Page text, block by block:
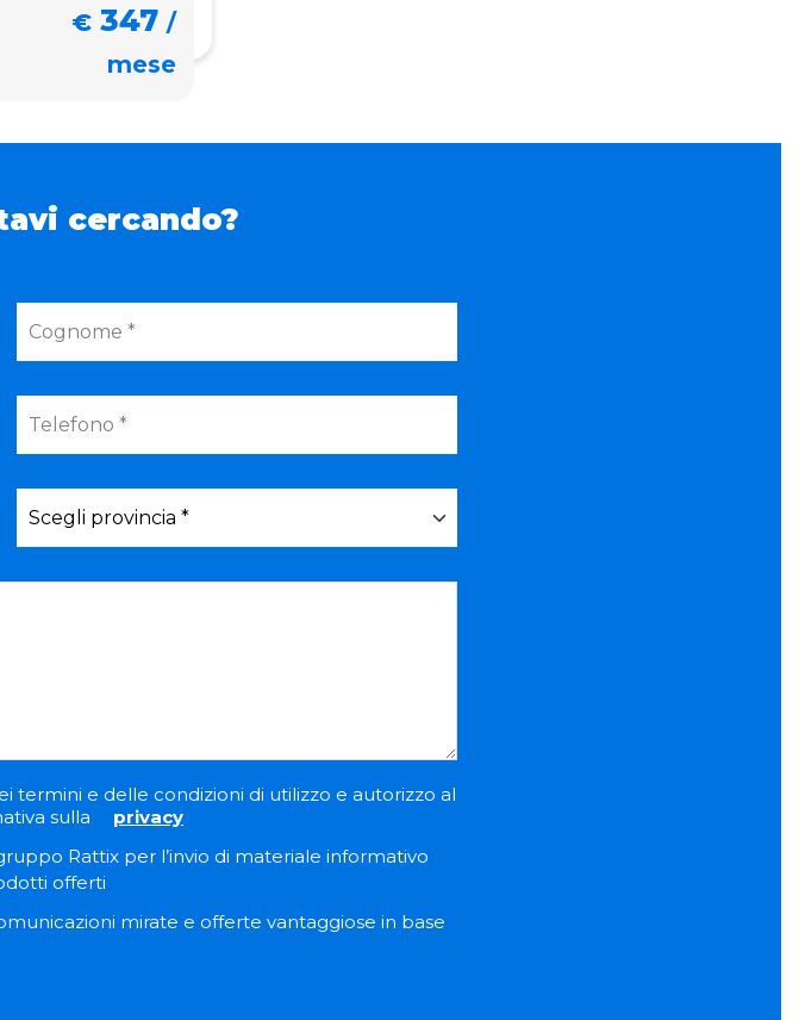
€ 347 /
mese
cercando?
termini e delle condizioni di utilizzo e autorizzo al
sulla
privacy
Rattix per l’invio di materiale informativo
offerti
mirate e offerte vantaggiose in base